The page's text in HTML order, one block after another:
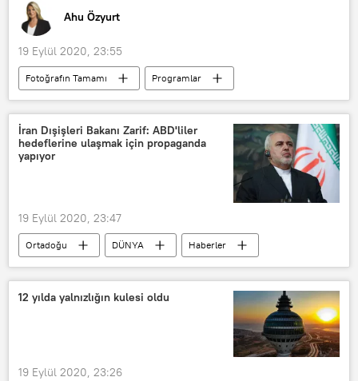
Ahu Özyurt
19 Eylül 2020, 23:55
Fotoğrafın Tamamı
Programlar
RADYO
Koronavirüs
İspanya
Kovid-19
Madrid
Metropoll Araştırma Şirketi
Kredi notu
Doğu Akdeniz
İran Dışişleri Bakanı Zarif: ABD'liler
hedeflerine ulaşmak için propaganda
yapıyor
19 Eylül 2020, 23:47
Ortadoğu DÜNYA
Haberler
POLİTİKA
Muhammed Cevad Zarif
ABD
İran
Mike Pompeo
12 yılda yalnızlığın kulesi oldu
19 Eylül 2020, 23:26